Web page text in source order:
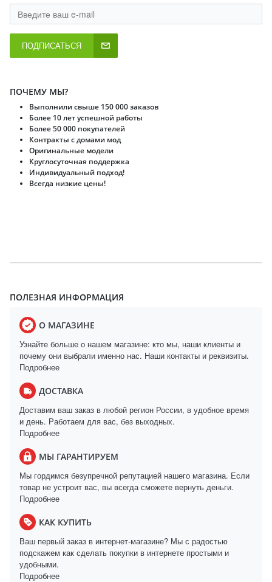
ПОДПИСАТЬСЯ
ПОЧЕМУ МЫ?
Выполнили свыше 150 000 заказов
Более 10 лет успешной работы
Более 50 000 покупателей
Контракты с домами мод
Оригинальные модели
Круглосуточная поддержка
Индивидуальный подход!
Всегда низкие цены!
ПОЛЕЗНАЯ ИНФОРМАЦИЯ
О МАГАЗИНЕ
Узнайте больше о нашем магазине: кто мы, наши клиенты и
почему они выбрали именно нас. Наши контакты и реквизиты.
Подробнее
ДОСТАВКА
Доставим ваш заказ в любой регион России, в удобное время
и день. Работаем для вас, без выходных.
Подробнее
МЫ ГАРАНТИРУЕМ
Мы гордимся безупречной репутацией нашего магазина. Если
товар не устроит вас, вы всегда сможете вернуть деньги.
Подробнее
КАК КУПИТЬ
Ваш первый заказ в интернет-магазине? Мы с радостью
подскажем как сделать покупки в интернете простыми и
удобными.
Подробнее